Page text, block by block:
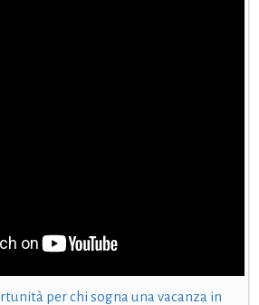
per chi sogna una vacanza in